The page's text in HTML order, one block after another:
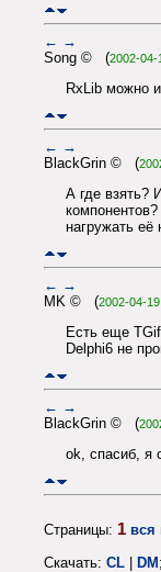
← →
Song © (2002-04-
RxLib можно
← →
BlackGrin © (
А где взять?
нагружать её
← →
MK © (2002-04-
Есть еще
Delphi6 не
← →
BlackGrin © (
ok, спасиб, я
Страницы: 1 вся
Скачать: CL | DM;